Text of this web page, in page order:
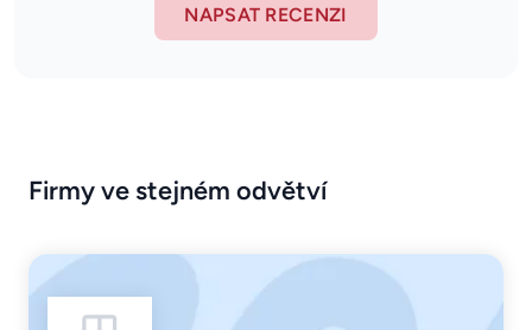
NAPSAT RECENZI
Firmy ve stejném odvětví